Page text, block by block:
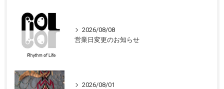
2026/08/08
営業日変更のお知らせ
2026/08/01